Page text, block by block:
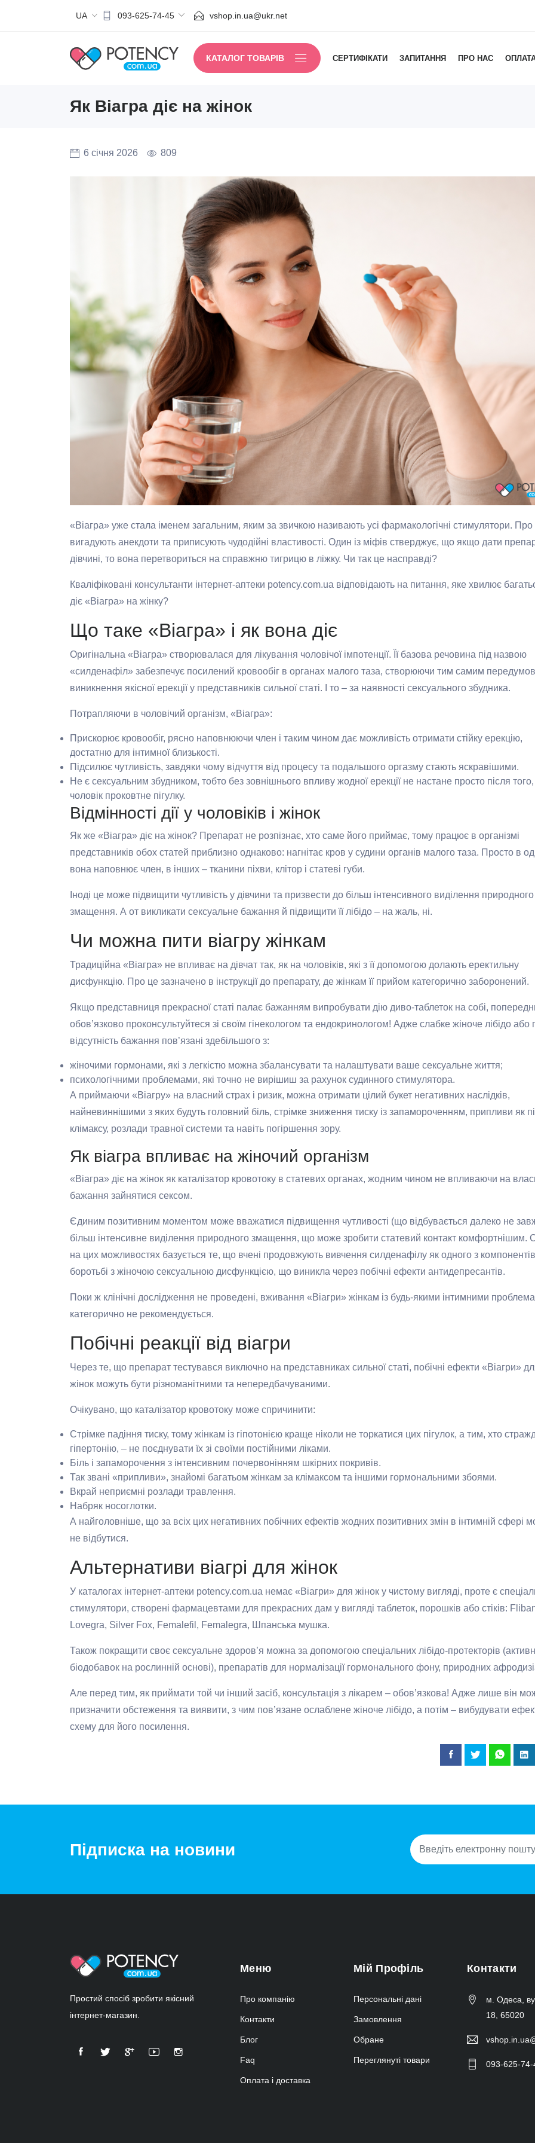
UA 093-625-74-45 vshop.in.ua@ukr.net
КАТАЛОГ ТОВАРІВ СЕРТИФІКАТИ ЗАПИТАННЯ ПРО НАС
Як Віагра діє на жінок
6 січня 2026 809
«Віагра» уже стала іменем загальним, яким за звичкою називають усі фармакологічні стимулятори. Про
вигадують анекдоти та приписують чудодійні властивості. Один із міфів стверджує, що якщо дати
дівчині, то вона перетвориться на справжню тигрицю в ліжку. Чи так це насправді?
Кваліфіковані консультанти інтернет-аптеки potency.com.ua відповідають на питання, яке хвилює
діє «Віагра» на жінку?
Що таке «Віагра» і як вона діє
Оригінальна «Віагра» створювалася для лікування чоловічої імпотенції. Її базова речовина під назвою
«силденафіл» забезпечує посилений кровообіг в органах малого таза, створюючи тим самим
виникнення якісної ерекції у представників сильної статі. І то – за наявності сексуального збудника.
Потрапляючи в чоловічий організм, «Віагра»:
Прискорює кровообіг, рясно наповнюючи член і таким чином дає можливість отримати стійку ерекцію,
достатню для інтимної близькості.
Підсилює чутливість, завдяки чому відчуття від процесу та подальшого оргазму стають яскравішими.
Не є сексуальним збудником, тобто без зовнішнього впливу жодної ерекції не настане просто після
чоловік проковтне пігулку.
Відмінності дії у чоловіків і жінок
Як же «Віагра» діє на жінок? Препарат не розпізнає, хто саме його приймає, тому працює в організмі
представників обох статей приблизно однаково: нагнітає кров у судини органів малого таза. Просто в
вона наповнює член, в інших – тканини піхви, клітор і статеві губи.
Іноді це може підвищити чутливість у дівчини та призвести до більш інтенсивного виділення природного
змащення. А от викликати сексуальне бажання й підвищити її лібідо – на жаль, ні.
Чи можна пити віагру жінкам
Традиційна «Віагра» не впливає на дівчат так, як на чоловіків, які з її допомогою долають еректильну
дисфункцію. Про це зазначено в інструкції до препарату, де жінкам її прийом категорично заборонений.
Якщо представниця прекрасної статі палає бажанням випробувати дію диво-таблеток на собі,
обов’язково проконсультуйтеся зі своїм гінекологом та ендокринологом! Адже слабке жіноче лібідо або
відсутність бажання пов’язані здебільшого з:
жіночими гормонами, які з легкістю можна збалансувати та налаштувати ваше сексуальне життя;
психологічними проблемами, які точно не вирішиш за рахунок судинного стимулятора.
А приймаючи «Віагру» на власний страх і ризик, можна отримати цілий букет негативних наслідків,
найневиннішими з яких будуть головний біль, стрімке зниження тиску із запамороченням, припливи як
клімаксу, розлади травної системи та навіть погіршення зору.
Як віагра впливає на жіночий організм
«Віагра» діє на жінок як каталізатор кровотоку в статевих органах, жодним чином не впливаючи на
бажання зайнятися сексом.
Єдиним позитивним моментом може вважатися підвищення чутливості (що відбувається далеко не
більш інтенсивне виділення природного змащення, що може зробити статевий контакт комфортнішим.
на цих можливостях базується те, що вчені продовжують вивчення силденафілу як одного з
боротьбі з жіночою сексуальною дисфункцією, що виникла через побічні ефекти антидепресантів.
Поки ж клінічні дослідження не проведені, вживання «Віагри» жінкам із будь-якими інтимними
категорично не рекомендується.
Побічні реакції від віагри
Через те, що препарат тестувався виключно на представниках сильної статі, побічні ефекти «Віагри»
жінок можуть бути різноманітними та непередбачуваними.
Очікувано, що каталізатор кровотоку може спричинити:
Стрімке падіння тиску, тому жінкам із гіпотонією краще ніколи не торкатися цих пігулок, а тим, хто
гіпертонію, – не поєднувати їх зі своїми постійними ліками.
Біль і запаморочення з інтенсивним почервонінням шкірних покривів.
Так звані «припливи», знайомі багатьом жінкам за клімаксом та іншими гормональними збоями.
Вкрай неприємні розлади травлення.
Набряк носоглотки.
А найголовніше, що за всіх цих негативних побічних ефектів жодних позитивних змін в інтимній сфері
не відбутися.
Альтернативи віагрі для жінок
У каталогах інтернет-аптеки potency.com.ua немає «Віагри» для жінок у чистому вигляді, проте є
стимулятори, створені фармацевтами для прекрасних дам у вигляді таблеток, порошків або стіків:
Lovegra, Silver Fox, Femalefil, Femalegra, Шпанська мушка.
Також покращити своє сексуальне здоров’я можна за допомогою спеціальних лібідо-протекторів
біодобавок на рослинній основі), препаратів для нормалізації гормонального фону, природних
Але перед тим, як приймати той чи інший засіб, консультація з лікарем – обов’язкова! Адже лише він
призначити обстеження та виявити, з чим пов’язане ослаблене жіноче лібідо, а потім – вибудувати
схему для його посилення.
Підписка на новини
Простий спосіб зробити якісний
інтернет-магазин.
Меню
Про компанію
Контакти
Блог
Faq
Оплата і доставка
Мій Профіль
Персональні дані
Замовлення
Обране
Переглянуті товари
Контакти
м. Одеса,
18, 65020
093-625-74-